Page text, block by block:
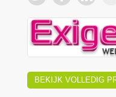
BEKIJK VOLLEDIG